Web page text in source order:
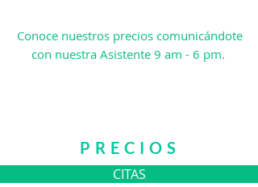
Conoce nuestros precios comunicándote
con nuestra Asistente 9 am - 6 pm.
PRECIOS
CITAS